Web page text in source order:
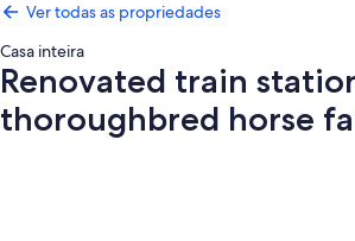
Ver todas as propriedades
Casa inteira
Renovated train
thoroughbred horse